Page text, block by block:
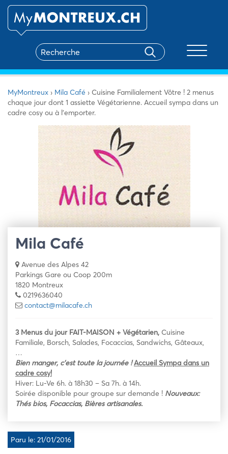
MyMontreux › Mila Café › Cuisine Familialement Vôtre ! 2 menus
chaque jour dont 1 assiette Végétarienne. Accueil sympa dans un
cadre cosy ou à l’emporter.
Mila Café
Avenue des Alpes 42
Parkings Gare ou Coop 200m
1820 Montreux
0219636040
contact@milacafe.ch
3 Menus du jour FAIT-MAISON + Végétarien, Cuisine
Familiale, Borsch, Salades, Focaccias, Sandwichs, Gâteaux,
…
Bien manger, c’est toute la journée ! Accueil Sympa dans un
cadre cosy!
Hiver: Lu-Ve 6h. à 18h30 – Sa 7h. à 14h.
Soirée disponible pour groupe sur demande ! Nouveaux:
Thés bios, Focaccias, Bières artisanales.
Paru le: 21/01/2016